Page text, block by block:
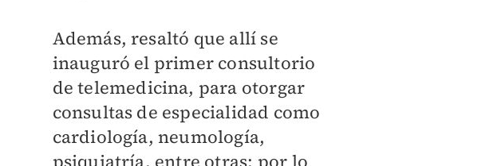
Además, resaltó que allí se
inauguró el primer consultorio
de telemedicina, para otorgar
consultas de especialidad como
cardiología, neumología,